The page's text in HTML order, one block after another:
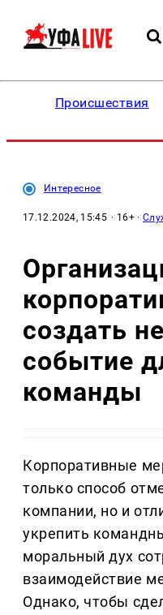
Происшествия
Интересное
17.12.2024, 15:45 · 16+ ·
создать
событие
команды
Корпоративные
только способ
компании, но и
укрепить
моральный дух
взаимодействие
Однако, чтобы